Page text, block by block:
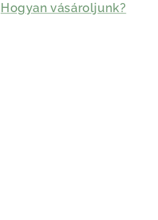
Hogyan vásároljunk?